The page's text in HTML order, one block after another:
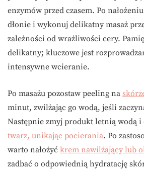
enzymów przed czasem. Po
dłonie i wykonuj delikatny masaż
zależności od wrażliwości cery.
delikatny; kluczowe jest
intensywne wcieranie.
Po masażu pozostaw peeling na
minut, zwilżając go wodą, jeśli
Następnie zmyj produkt letnią wodą i
twarz, unikając pocierania. Po
warto nałożyć krem nawilżający lub
zadbać o odpowiednią hydratację